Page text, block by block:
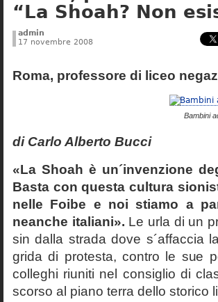
“La Shoah? Non
admin
17 novembre 2008
Roma, professore di liceo
Bambini
di Carlo Alberto Bucci
«La Shoah è un´invenzione
Basta con questa cultura
nelle Foibe e noi stiamo a
neanche italiani». Le urla di un
sin dalla strada dove s´affaccia
grida di protesta, contro le sue
colleghi riuniti nel consiglio di
scorso al piano terra dello storico